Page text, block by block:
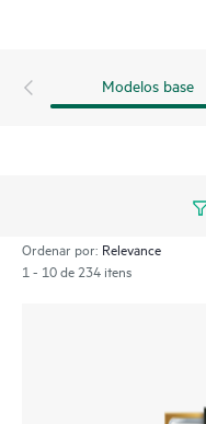
Modelos base
Ordenar por:
1 - 10 de 234 itens